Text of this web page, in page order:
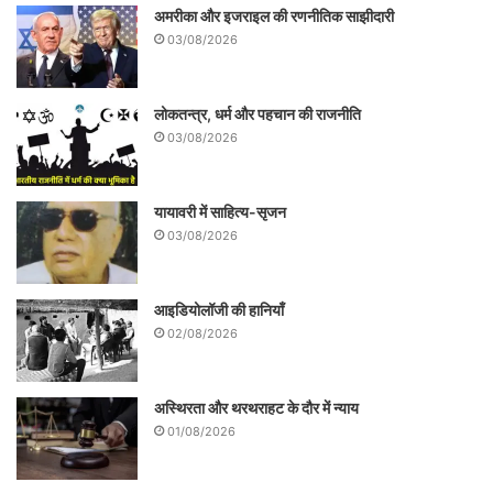
ऋषि अपने पुत्र श्वेतकेतु से कहते हैं कि वृक्ष
जीवात्मा से ओतप्रोत होते हैं और वे हम मनुष्यों की
तरह ही सुख-दुख की अनुभूति करते हैं।
अमरीका और इजराइल की रणनीतिक साझीदारी
03/08/2026
लोकतन्त्र, धर्म और पहचान की राजनीति
03/08/2026
यायावरी में साहित्य-सृजन
03/08/2026
आइडियोलॉजी की हानियाँ
02/08/2026
अस्थिरता और थरथराहट के दौर में न्याय
01/08/2026